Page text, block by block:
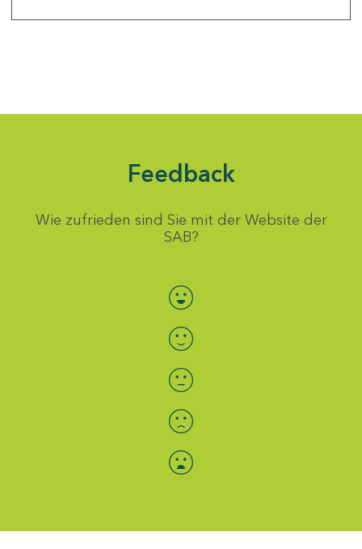
Feedback
Wie zufrieden sind Sie mit der Website der
SAB?
Bewertung auswählen